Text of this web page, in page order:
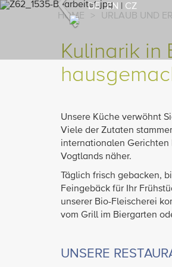
DE|EN CZ
Previous
HOME > URLAUB UND
Kulinarik in
Unsere Küche verwöhnt
Viele der Zutaten
internationalen Gerichten
Vogtlands näher.
Täglich frisch gebacken,
Feingebäck für Ihr
unserer Bio-Fleischerei
vom Grill im Biergarten
UNSERE